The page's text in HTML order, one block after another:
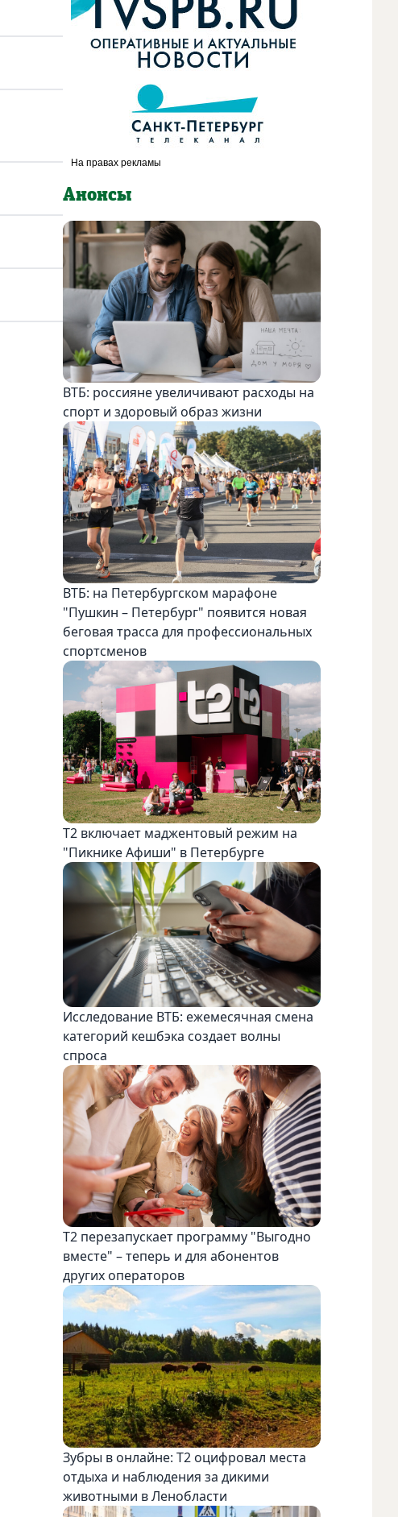
Анонсы
ВТБ: россияне увеличивают расходы на
спорт и здоровый образ жизни
ВТБ: на Петербургском марафоне
"Пушкин – Петербург" появится новая
беговая трасса для профессиональных
спортсменов
Т2 включает маджентовый режим на
"Пикнике Афиши" в Петербурге
Исследование ВТБ: ежемесячная смена
категорий кешбэка создает волны
спроса
Т2 перезапускает программу "Выгодно
вместе" – теперь и для абонентов
других операторов
Зубры в онлайне: Т2 оцифровал места
отдыха и наблюдения за дикими
животными в Ленобласти